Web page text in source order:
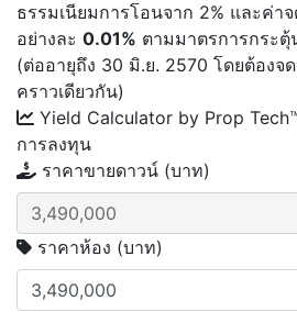
ธรรมเนียมการโอนจาก 2% และค่าจ
อย่างละ 0.01% ตามมาตรการกระ
(ต่ออายุถึง 30 มิ.ย. 2570 โดยต้องจ
คราวเดียวกัน)
Yield Calculator by Prop
การลงทุน
ราคาขายดาวน์ (บาท)
3,490,000
ราคาห้อง (บาท)